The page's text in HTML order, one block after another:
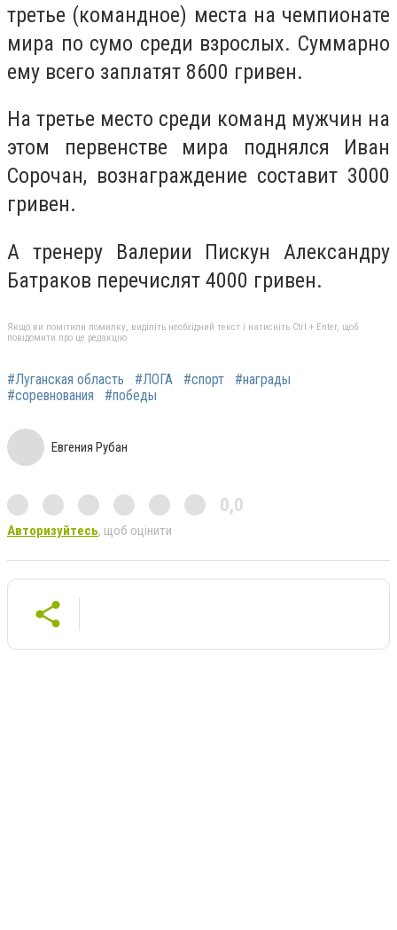
третье (командное) места на чемпионате
мира по сумо среди взрослых. Суммарно
ему всего заплатят 8600 гривен.
На третье место среди команд мужчин на
этом первенстве мира поднялся Иван
Сорочан, вознаграждение составит 3000
гривен.
А тренеру Валерии Пискун Александру
Батраков перечислят 4000 гривен.
Якщо ви помітили помилку, виділіть необхідний текст і натисніть Ctrl + Enter, щоб
повідомити про це редакцію
#Луганская область #ЛОГА #спорт
#награды
#соревнования
#победы
Евгения Рубан
0,0
Авторизуйтесь, щоб оцінити